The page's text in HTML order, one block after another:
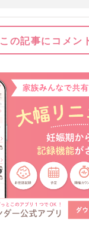
この記事にコメン